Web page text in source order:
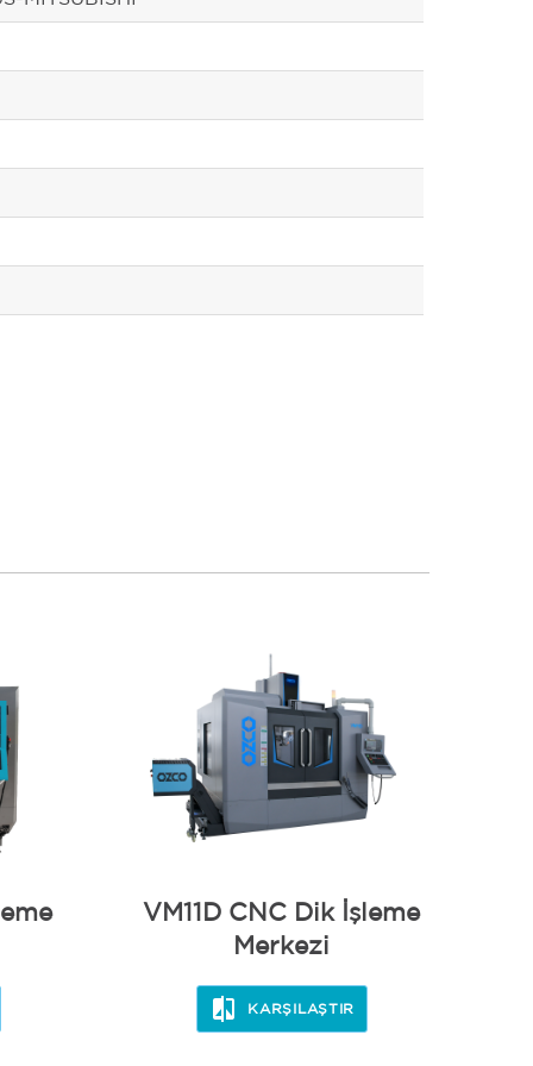
VM11D CNC Dik İşleme
Merkezi
KARŞILAŞTIR